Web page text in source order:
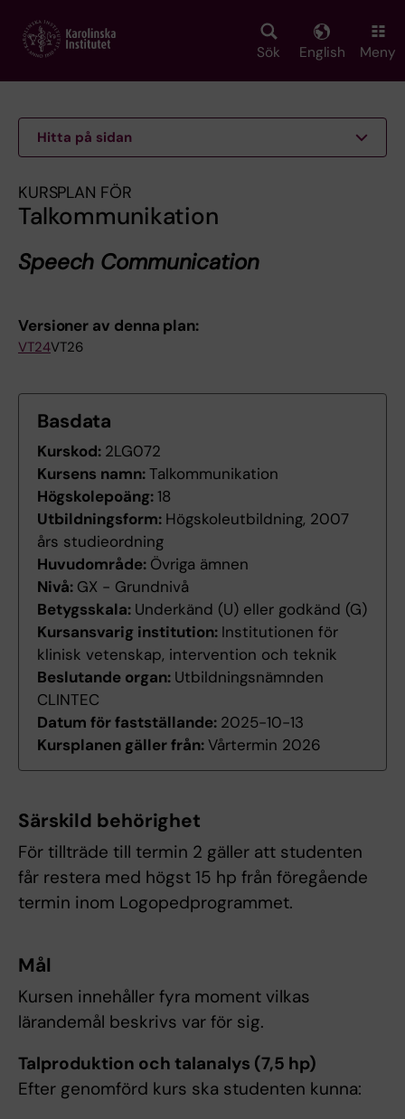
main
Sök English Meny
Hitta på sidan
KURSPLAN FÖR
Talkommunikation
Speech Communication
Versioner av denna plan:
VT24VT26
Basdata
Kurskod: 2LG072
Kursens namn:Talkommunikation
Högskolepoäng:18
Utbildningsform: Högskoleutbildning, 2007
års studieordning
Huvudområde: Övriga ämnen
Nivå: GX - Grundnivå
Betygsskala: Underkänd (U) eller godkänd (G)
Kursansvarig institution: Institutionen för
klinisk vetenskap, intervention och teknik
Beslutande organ: Utbildningsnämnden
CLINTEC
Datum för fastställande: 2025-10-13
Kursplanen gäller från:Vårtermin 2026
Särskild behörighet
För tillträde till termin 2 gäller att studenten
får restera med högst 15 hp från föregående
termin inom Logopedprogrammet.
Mål
Kursen innehåller fyra moment vilkas
lärandemål beskrivs var för sig.
Talproduktion och talanalys (7,5 hp)
Efter genomförd kurs ska studenten kunna: